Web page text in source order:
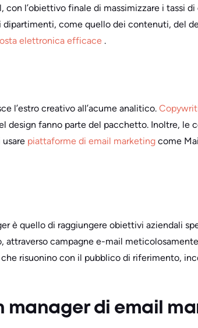
l’obiettivo finale di massimizzare i tassi
come quello dei contenuti, del
elettronica efficace .
l’estro creativo all’acume analitico.
design fanno parte del pacchetto. Inoltre, le
piattaforme di email marketing come
è quello di raggiungere obiettivi aziendali
attraverso campagne e-mail
risuonino con il pubblico di riferimento,
manager di email